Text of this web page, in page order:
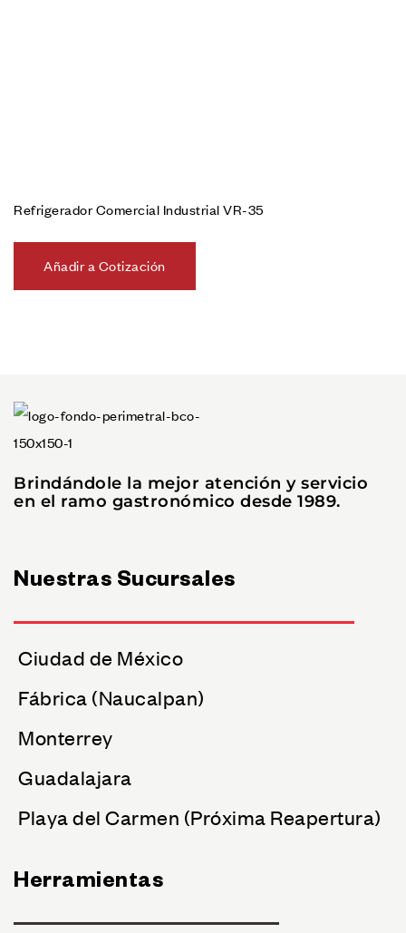
Refrigerador Comercial Industrial VR-35
Añadir a Cotización
Brindándole la mejor atención y servicio
en el ramo gastronómico desde 1989.
Nuestras Sucursales
Ciudad de México
Fábrica (Naucalpan)
Monterrey
Guadalajara
Playa del Carmen (Próxima Reapertura)
Herramientas